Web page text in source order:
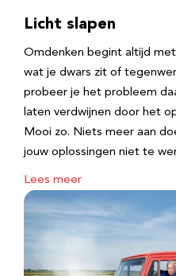
Licht slapen
Omdenken begint altijd
wat je dwars zit of
probeer je het probleem
laten verdwijnen door het
Mooi zo. Niets meer aan
jouw oplossingen niet te
Lees meer